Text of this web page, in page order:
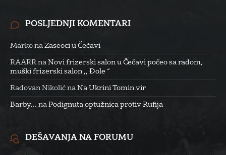
POSLJEDNJI KOMENTARI
Marko na Zaseoci u Čečavi
RAARR na Novi frizerski salon u Čečavi počeo sa radom,
muški frizerski salon ,, Đole “
Radovan Nikolić na Na Ukrini Tomin vir
Barby... na Podignuta optužnica protiv Rufija
DEŠAVANJA NA FORUMU